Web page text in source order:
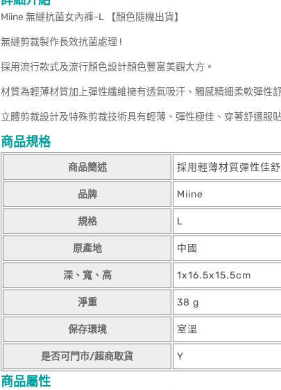
Miine 無縫抗菌女內褲-L 【顏色隨機出貨】
無縫剪裁製作長效抗菌處理 !
採用流行款式及流行顏色設計顏色豐富美觀大方。
材質為輕薄材質加上彈性纖維擁有透氣吸汗、觸感精細柔軟彈性
立體剪裁設計及特殊剪裁技術具有輕薄、彈性極佳、穿著舒適服
商品規格
商品簡述 採用輕薄材質彈性佳
品牌 Miine
規格 L
原產地 中國
深、寬、高 1x16.5x15.5cm
淨重 38 g
保存環境 室溫
是否可門市/超商取貨 Y
商品屬性